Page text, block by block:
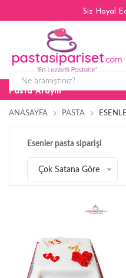
Siz Hayal
Pasta Arayın
ANASAYFA PASTA
Esenler pasta siparişi
Çok Satana Göre